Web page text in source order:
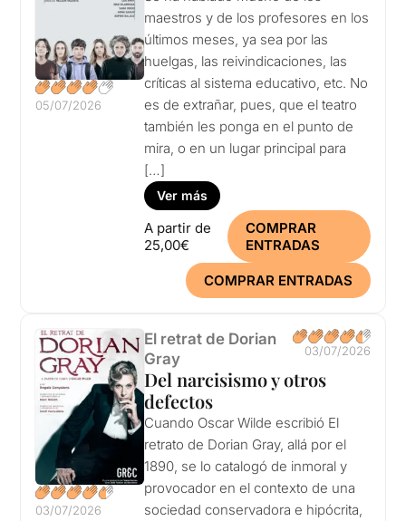
05/07/2026
maestros y de los profesores en los
últimos meses, ya sea por las
huelgas, las reivindicaciones, las
críticas al sistema educativo, etc. No
es de extrañar, pues, que el teatro
también les ponga en el punto de
mira, o en un lugar principal para
[…]
Ver más
A partir de
25,00€
COMPRAR
ENTRADAS
COMPRAR ENTRADAS
03/07/2026
El retrat de Dorian
Gray
03/07/2026
Del narcisismo y otros
defectos
Cuando Oscar Wilde escribió El
retrato de Dorian Gray, allá por el
1890, se lo catalogó de inmoral y
provocador en el contexto de una
sociedad conservadora e hipócrita,